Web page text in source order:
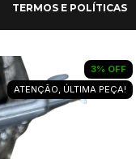
TERMOS E POLÍTICAS
3% OFF
ATENÇÃO, ÚLTIMA PEÇA!